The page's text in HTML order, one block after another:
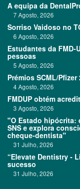
A equipa da
7 Agosto, 2026
Sorriso Vaidoso no
6 Agosto, 2026
Estudantes da FMD-
pessoas
5 Agosto, 2026
Prémios SCML/
4 Agosto, 2026
FMDUP obtém
3 Agosto, 2026
"O Estado hipócrita:
SNS e explora
cheque-dentista"
31 Julho, 2026
“Elevate Dentistry -
sucesso
31 Julho, 2026